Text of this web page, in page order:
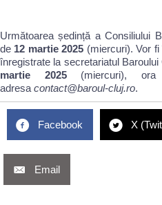
Următoarea ședință a Consiliului
de 12 martie 2025 (miercuri). Vor
înregistrate la secretariatul Baroului
martie 2025 (miercuri),
adresa contact@baroul-cluj.ro.
Facebook X
Email